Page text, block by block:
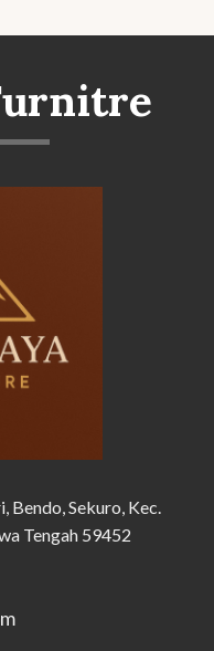
Bendo, Sekuro, Kec.
Tengah 59452